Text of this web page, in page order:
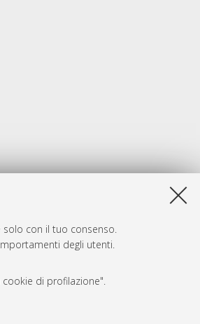
con il tuo consenso.
degli utenti.
di profilazione".